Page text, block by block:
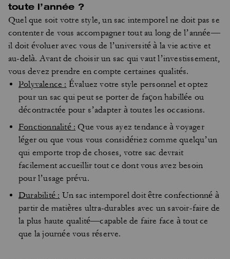
toute l’année ?
Quel que soit votre style, un sac intemporel ne doit pas se
contenter de vous accompagner tout au long de l’année—
il doit évoluer avec vous de l’université à la vie active et
au-delà. Avant de choisir un sac qui vaut l’investissement,
vous devez prendre en compte certaines qualités.
Polyvalence : Évaluez votre style personnel et optez
pour un sac qui peut se porter de façon habillée ou
décontractée pour s’adapter à toutes les occasions.
Fonctionnalité : Que vous ayez tendance à voyager
léger ou que vous vous considériez comme quelqu’un
qui emporte trop de choses, votre sac devrait
facilement accueillir tout ce dont vous avez besoin
pour l’usage prévu.
Durabilité : Un sac intemporel doit être confectionné à
partir de matières ultra-durables avec un savoir-faire de
la plus haute qualité—capable de faire face à tout ce
que la journée vous réserve.